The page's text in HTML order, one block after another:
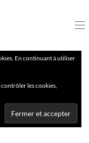
En continuant à utiliser
les cookies,